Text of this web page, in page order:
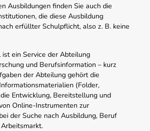
Ausbildungen finden Sie auch die
die diese Ausbildung
erfüllter Schulpflicht, also z. B. keine
ein Service der Abteilung
und Berufsinformation – kurz
der Abteilung gehört die
(Folder,
Entwicklung, Bereitstellung und
Online-Instrumenten zur
der Suche nach Ausbildung, Beruf